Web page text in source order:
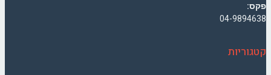
פקס:
04-9894638
קטגוריות